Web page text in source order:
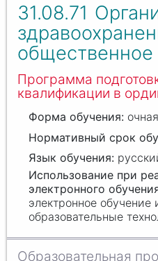
31.08.71
общественное
Программа
квалификации в
очная
электронное
образовательные